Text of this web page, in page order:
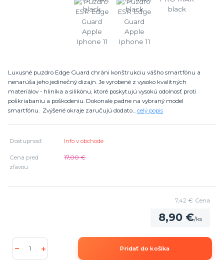
Luxusné puzdro Edge Guard chráni konštrukciu vášho smartfónu a
nenarúša jeho jedinečný dizajn. Je vyrobené z vysoko kvalitných
materiálov - hliníka a silikónu, ktoré poskytujú vysokú odolnosť proti
poškriabaniu a poškodeniu. Dokonale padne na vybraný model
smartfónu. Zvýšené okraje zaručujú dodato... celý popis
Dostupnosť Info v obchode
Cena pred
zľavou
17,00 €
8,90 €/ks
7,42 € Cena
Pridať do košíka